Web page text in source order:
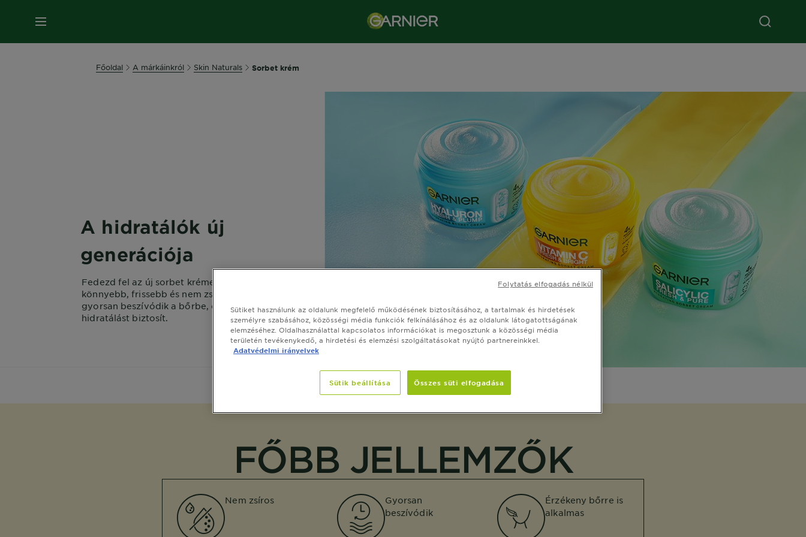
MENÜ
Főoldal A márkáinkról Skin Naturals Sorbet krém
A hidratálók új
generációja
Fedezd fel az új sorbet krémet! Hatszor
könnyebb, frissebb és nem zsíros textúrája
gyorsan beszívódik a bőrbe, és 48 órás
hidratálást biztosít.
FŐBB JELLEMZŐK
Nem zsíros
Gyorsan
beszívódik
Érzékeny bőrre is
alkalmas
Sütiket használunk az oldalunk megfelelő működésének biztosításához, a tartalmak és hirdetések
személyre szabásához, közösségi média funkciók felkínálásához és az oldalunk látogatottságának
elemzéséhez. Oldalhasználattal kapcsolatos információkat is megosztunk a közösségi média
területén tevékenykedő, a hirdetési és elemzési szolgáltatásokat nyújtó partnereinkkel.
Adatvédelmi irányelvek
Sütik beállítása Összes süti elfogadása
Folytatás elfogadás nélkül